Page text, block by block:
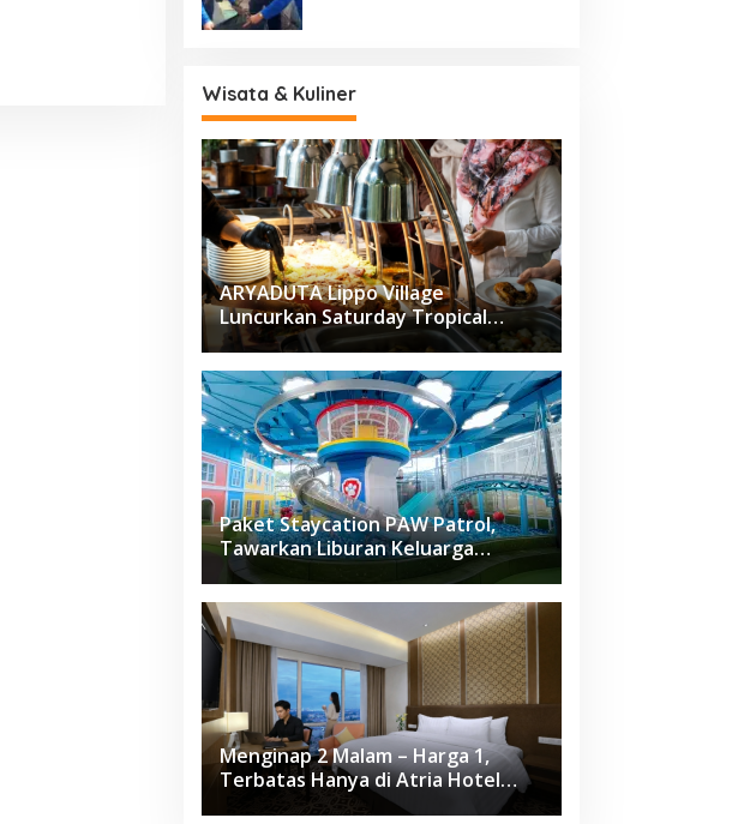
Wisata & Kuliner
ARYADUTA Lippo Village
Luncurkan Saturday Tropical
Brunch
Paket Staycation PAW Patrol,
Tawarkan Liburan Keluarga
Menyenangkan Hanya di Herloom
Hotel BSD
Menginap 2 Malam – Harga 1,
Terbatas Hanya di Atria Hotel